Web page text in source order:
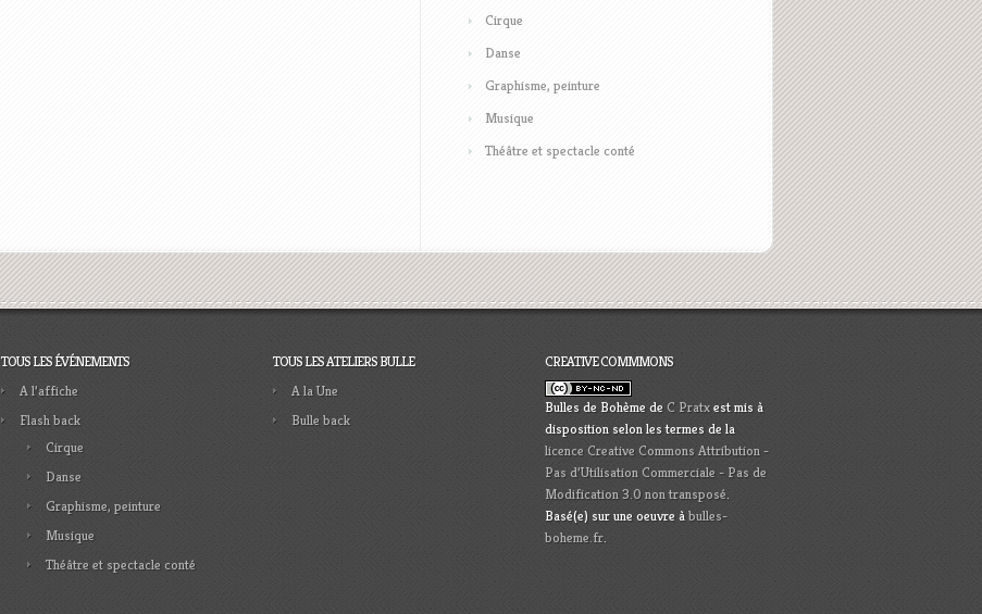
Cirque
Danse
Graphisme, peinture
Musique
Théâtre et spectacle conté
TOUS LES ÉVÉNEMENTS
A l’affiche
Flash back
Cirque
Danse
Graphisme, peinture
Musique
Théâtre et spectacle conté
TOUS LES ATELIERS BULLE
A la Une
Bulle back
CREATIVE COMMMONS
Bulles de Bohèmede C Pratxest mis à
disposition selon les termes de la
licence Creative Commons Attribution -
Pas d’Utilisation Commerciale - Pas de
Modification 3.0 non transposé.
Basé(e) sur une oeuvre àbulles-
boheme.fr.